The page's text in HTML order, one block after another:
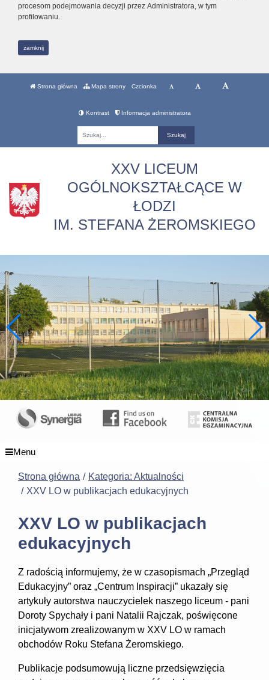
procesom podejmowania decyzji przez Administratora, w tym
profilowaniu.
zamknij
Strona główna Mapa strony Czcionka
Kontrast Informacja administratora
XXV LICEUM
OGÓLNOKSZTAŁCĄCE W
ŁODZI
IM. STEFANA ŻEROMSKIEGO
Menu
Strona główna
Kategoria: Aktualności
XXV LO w publikacjach edukacyjnych
XXV LO w publikacjach
edukacyjnych
Z radością informujemy, że w czasopismach „Przegląd
Edukacyjny” oraz „Centrum Inspiracji” ukazały się
artykuły autorstwa nauczycielek naszego liceum - pani
Doroty Spychały i pani Natalii Rajczak, poświęcone
inicjatywom zrealizowanym w XXV LO w ramach
obchodów Roku Stefana Żeromskiego.
Publikacje podsumowują liczne przedsięwzięcia